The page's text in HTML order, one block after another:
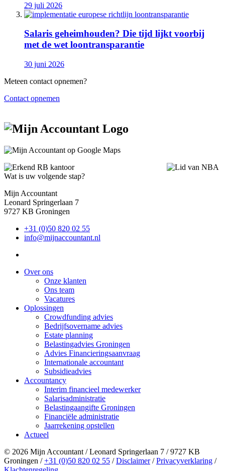
29 juli 2026
Salaris geheimhouden? Die tijd lijkt voorbij
met de wet loontransparantie
30 juni 2026
Meteen contact opnemen?
Contact opnemen
Wat is uw volgende stap?
Mijn Accountant
Leonard Springerlaan 7
9727 KB Groningen
+31 (0)50 820 02 55
info@mijnaccountant.nl
Over ons
Onze klanten
Ons team
Vacatures
Oplossingen
Crowdfunding advies
Bedrijfsovername advies
Estate planning
Belastingadvies Groningen
Advies Financieringsaanvraag
Internationale accountant
Subsidieadvies
Accountancy
Interim financieel medewerker
Salarisadministratie
Belastingaangifte Groningen
Financiële administratie
Jaarrekening opstellen
Actueel
© 2026 Mijn Accountant / Leonard Springerlaan 7 / 9727 KB
Groningen /+31 (0)50 820 02 55 /Disclaimer/Privacyverklaring /